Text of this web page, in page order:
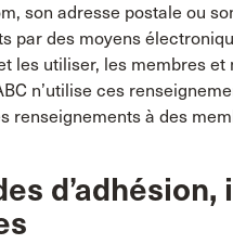
son adresse postale ou
par des moyens
les utiliser, les membres
n’utilise ces
renseignements à des